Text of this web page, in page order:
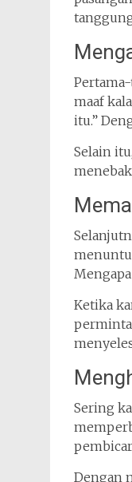
maaf
itu.”
Selain
Ketika
Sering
Dengan